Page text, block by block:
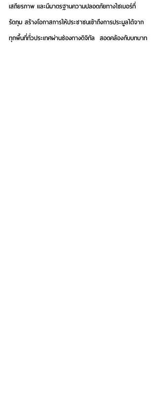
เสถียรภาพ และมีมาตรฐานความปลอดภัยทางไซเบอร์ที่
รัดกุม สร้างโอกาสการให้ประชาชนเข้าถึงการประมูลได้จาก
ทุกพื้นที่ทั่วประเทศผ่านช่องทางดิจิทัล  สอดคล้องกับบทบาท